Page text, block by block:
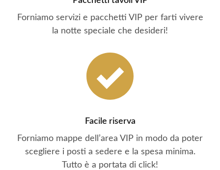
Forniamo servizi e pacchetti VIP per farti vivere
la notte speciale che desideri!
Facile riserva
Forniamo mappe dell’area VIP in modo da poter
scegliere i posti a sedere e la spesa minima.
Tutto è a portata di click!